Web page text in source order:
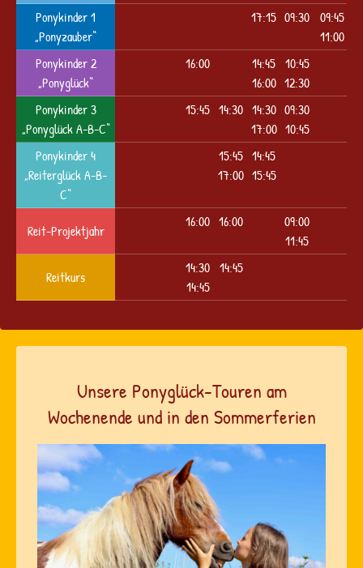
Ponykinder 1
„Ponyzauber“
17:15 09:30 09:45
11:00
Ponykinder 2
„Ponyglück“
16:00
14:45
16:00
10:45
12:30
Ponykinder 3
„Ponyglück A-B-C“
15:45 14:30 14:30
17:00
09:30
10:45
Ponykinder 4
„Reiterglück A-B-
C“
15:45
17:00
14:45
15:45
Reit-Projektjahr
16:00 16:00
09:00
11:45
Reitkurs
14:30
14:45
14:45
Unsere Ponyglück-Touren am
Wochenende und in den Sommerferien